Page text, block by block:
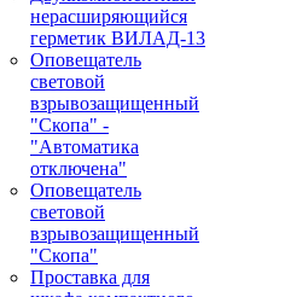
нерасширяющийся
герметик ВИЛАД-13
Оповещатель
световой
взрывозащищенный
"Скопа" -
"Автоматика
отключена"
Оповещатель
световой
взрывозащищенный
"Скопа"
Проставка для